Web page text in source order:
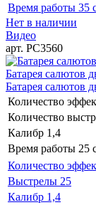
Время работы 35
Нет в наличии
Видео
арт. РС3560
Батарея салютов
Батарея салютов
Количество
Количество
Калибр 1,4
Время работы 25
Количество
Выстрелы 25
Калибр 1,4